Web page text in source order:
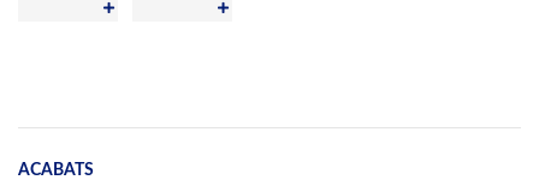
ACABATS